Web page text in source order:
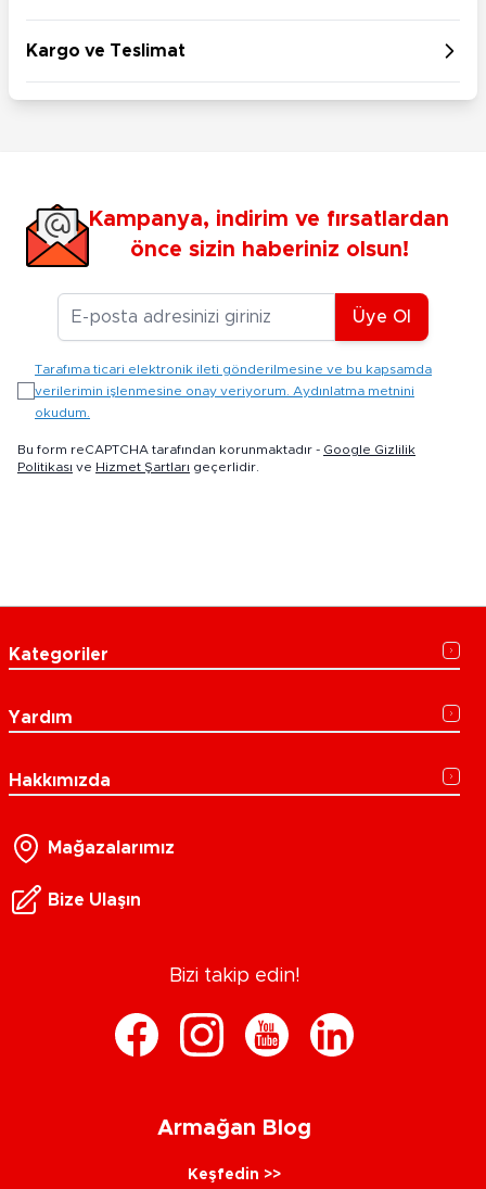
Kargo ve Teslimat
Kampanya, indirim ve fırsatlardan
önce sizin haberiniz olsun!
E-posta Adresiniz
Üye Ol
Tarafıma ticari elektronik ileti gönderilmesine ve bu kapsamda
verilerimin işlenmesine onay veriyorum. Aydınlatma metnini
okudum.
Bu form reCAPTCHA tarafından korunmaktadır - Google Gizlilik
Politikası ve Hizmet Şartları geçerlidir.
Kategoriler
Yardım
Hakkımızda
Mağazalarımız
Bize Ulaşın
Bizi takip edin!
Armağan Blog
Keşfedin >>